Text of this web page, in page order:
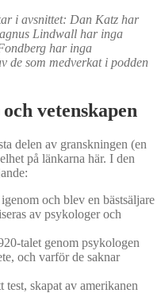
i avsnittet: Dan Katz har
Lindwall har inga
har inga
de som medverkat i podden
vetenskapen
delen av granskningen (en
på länkarna här. I den
och blev en bästsäljare
av psykologer och
talet genom psykologen
och varför de saknar
test, skapat av amerikanen